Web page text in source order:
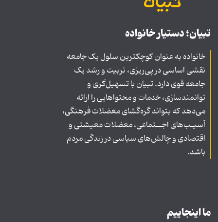
تبیان؛ دستیار خانواده
خانواده به عنوان کوچکترین سلول یک جامعه
نقشی اساسی در پی‌ریزی، تربیت و رشد یک
جامعه قوی دارد. تبیان با تسهیل‌گری و
توانمندسازی، خدمات و محتواهایی را ارائه
می‌دهد که بتواند گره‌گشای معضلات فرهنگی،
آسیـب‌های اجــتماعی، معضلات معیشتی و
اقتصادی و چالش‌های سیاسی در زندگی مردم
باشد.
ما اینجاییم